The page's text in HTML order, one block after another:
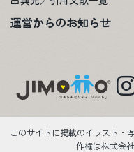
運営からのお知らせ
このサイトに掲載のイラスト・
作権は株式会